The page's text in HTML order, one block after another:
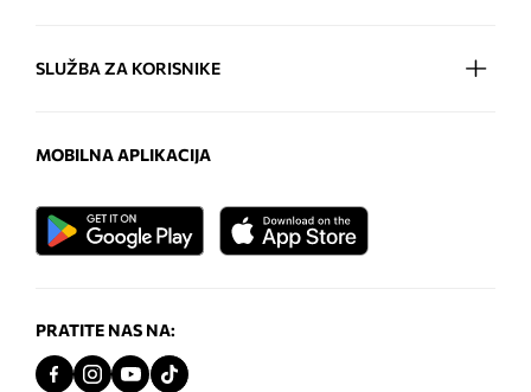
SLUŽBA ZA KORISNIKE
MOBILNA APLIKACIJA
PRATITE NAS NA: